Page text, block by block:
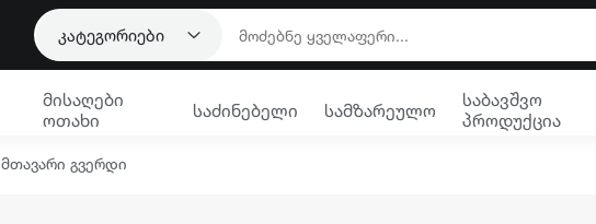
კატეგორიები
მისაღები
ოთახი
საძინებელი სამზარეულო
საბავშვო
პროდუქცია
მთავარი გვერდი